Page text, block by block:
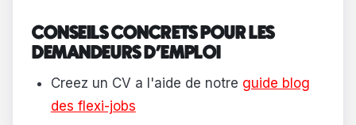
CONSEILS CONCRETS POUR LES
DEMANDEURS D'EMPLOI
Creez un CV a l'aide de notre guide blog
des flexi-jobs